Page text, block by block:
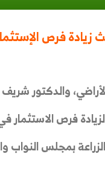
"الزراعة" تبحث زيادة
والدكتور
فرص الاستثمار في
بمجلس النواب